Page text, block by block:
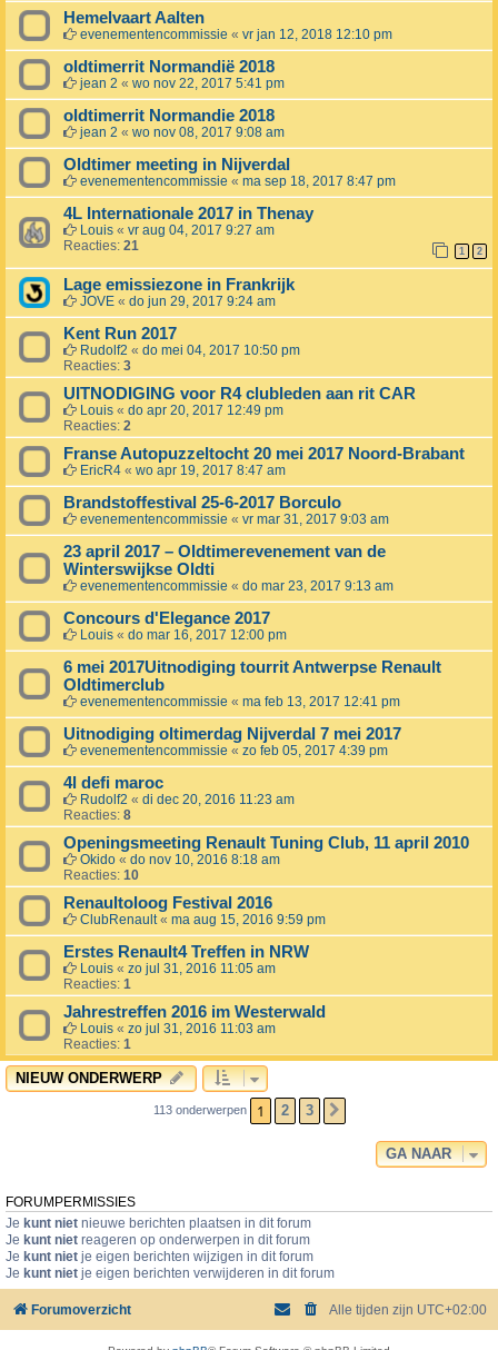
Hemelvaart Aalten
evenementencommissie « vr jan 12, 2018 12:10 pm
oldtimerrit Normandië 2018
jean 2 « wo nov 22, 2017 5:41 pm
oldtimerrit Normandie 2018
jean 2 « wo nov 08, 2017 9:08 am
Oldtimer meeting in Nijverdal
evenementencommissie « ma sep 18, 2017 8:47 pm
4L Internationale 2017 in Thenay
Louis « vr aug 04, 2017 9:27 am
Reacties: 21 1 2
Lage emissiezone in Frankrijk
JOVE « do jun 29, 2017 9:24 am
Kent Run 2017
Rudolf2 « do mei 04, 2017 10:50 pm
Reacties: 3
UITNODIGING voor R4 clubleden aan rit CAR
Louis « do apr 20, 2017 12:49 pm
Reacties: 2
Franse Autopuzzeltocht 20 mei 2017 Noord-Brabant
EricR4 « wo apr 19, 2017 8:47 am
Brandstoffestival 25-6-2017 Borculo
evenementencommissie « vr mar 31, 2017 9:03 am
23 april 2017 – Oldtimerevenement van de
Winterswijkse Oldti
evenementencommissie « do mar 23, 2017 9:13 am
Concours d'Elegance 2017
Louis « do mar 16, 2017 12:00 pm
6 mei 2017Uitnodiging tourrit Antwerpse Renault
Oldtimerclub
evenementencommissie « ma feb 13, 2017 12:41 pm
Uitnodiging oltimerdag Nijverdal 7 mei 2017
evenementencommissie « zo feb 05, 2017 4:39 pm
4l defi maroc
Rudolf2 « di dec 20, 2016 11:23 am
Reacties: 8
Openingsmeeting Renault Tuning Club, 11 april 2010
Okido « do nov 10, 2016 8:18 am
Reacties: 10
Renaultoloog Festival 2016
ClubRenault« ma aug 15, 2016 9:59 pm
Erstes Renault4 Treffen in NRW
Louis « zo jul 31, 2016 11:05 am
Reacties: 1
Jahrestreffen 2016 im Westerwald
Louis « zo jul 31, 2016 11:03 am
Reacties: 1
NIEUW ONDERWERP
113 onderwerpen 1 2 3
GA NAAR
FORUMPERMISSIES
Je kunt niet nieuwe berichten plaatsen in dit forum
Je kunt niet reageren op onderwerpen in dit forum
Je kunt niet je eigen berichten wijzigen in dit forum
Je kunt niet je eigen berichten verwijderen in dit forum
Forumoverzicht Alle tijden zijn UTC+02:00